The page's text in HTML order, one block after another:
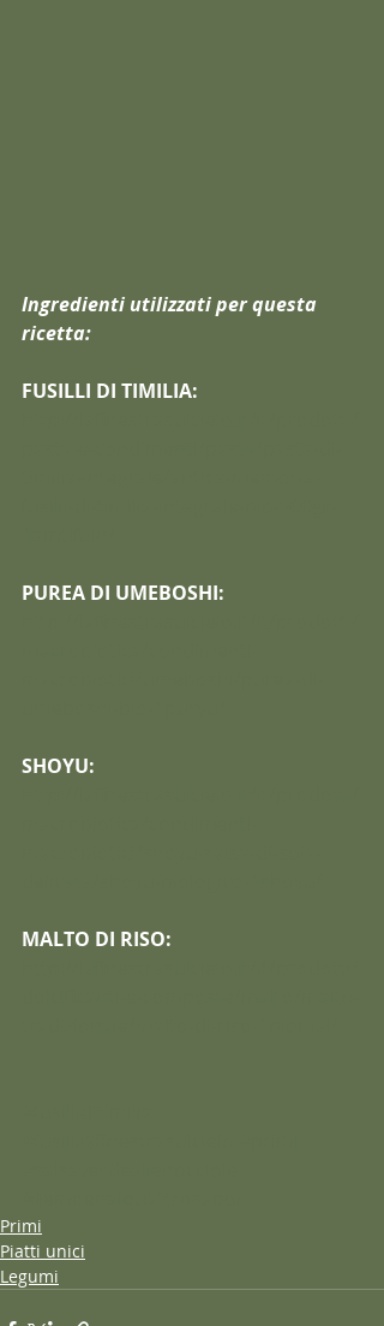
Ingredienti utilizzati per questa
ricetta:
FUSILLI DI TIMILIA:
PUREA DI UMEBOSHI:
SHOYU:
MALTO DI RISO:
Primi
Piatti unici
Legumi